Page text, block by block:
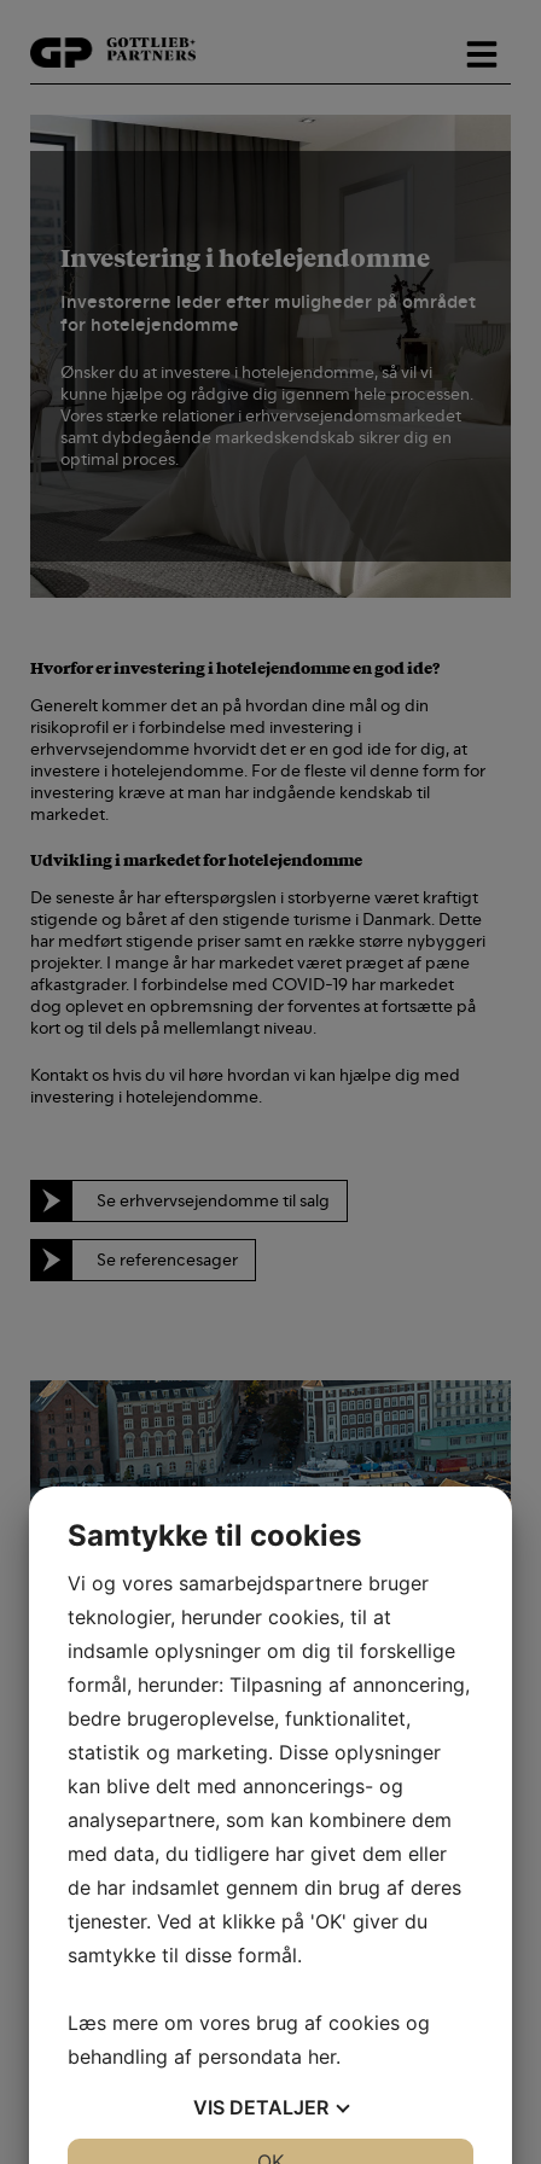
indholdet
Investering i hotelejendomme
Investorerne leder efter muligheder på området
for hotelejendomme
Ønsker du at investere i hotelejendomme, så vil vi
kunne hjælpe og rådgive dig igennem hele processen.
Vores stærke relationer i erhvervsejendomsmarkedet
samt dybdegående markedskendskab sikrer dig en
optimal proces.
Hvorfor er investering i hotelejendomme en god ide?
Generelt kommer det an på hvordan dine mål og din
risikoprofil er i forbindelse med investering i
erhvervsejendomme hvorvidt det er en god ide for dig, at
investere i hotelejendomme. For de fleste vil denne form for
investering kræve at man har indgående kendskab til
markedet.
Udvikling i markedet for hotelejendomme
De seneste år har efterspørgslen i storbyerne været kraftigt
stigende og båret af den stigende turisme i Danmark. Dette
har medført stigende priser samt en række større nybyggeri
projekter. I mange år har markedet været præget af pæne
afkastgrader. I forbindelse med COVID-19 har markedet
dog oplevet en opbremsning der forventes at fortsætte på
kort og til dels på mellemlangt niveau.
Kontakt os hvis du vil høre hvordan vi kan hjælpe dig med
investering i hotelejendomme.
Se erhvervsejendomme til salg
Se referencesager
Samtykke til cookies
Vi og vores samarbejdspartnere bruger
teknologier, herunder cookies, til at
indsamle oplysninger om dig til forskellige
formål, herunder: Tilpasning af annoncering,
bedre brugeroplevelse, funktionalitet,
statistik og marketing. Disse oplysninger
kan blive delt med annoncerings- og
analysepartnere, som kan kombinere dem
med data, du tidligere har givet dem eller
de har indsamlet gennem din brug af deres
tjenester. Ved at klikke på 'OK' giver du
samtykke til disse formål.
Læs mere om vores brug af cookies og
behandling af persondata her.
VIS DETALJER